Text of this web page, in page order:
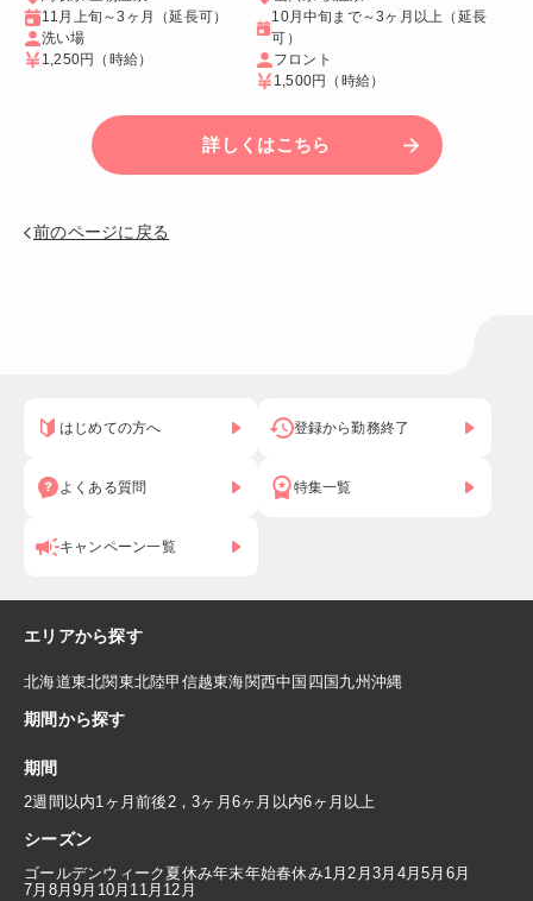
11月上旬～3ヶ月（延長可）
洗い場
1,250円
（時給）
10月中旬まで～3ヶ月以上（延長
可）
フロント
1,500円
（時給）
詳しくはこちら
前のページに戻る
はじめての方へ 登録から勤務終了
よくある質問 特集一覧
キャンペーン一覧
エリアから探す
北海道東北関東北陸甲信越東海関西中国 四国 九州 沖縄
期間から探す
期間
2週間以内1ヶ月前後2，3ヶ月 6ヶ月以内6ヶ月以上
シーズン
ゴールデンウィーク 夏休み年末年始春休み1月2月3月 4月5月 6月
7月 8月9月 10月 11月 12月